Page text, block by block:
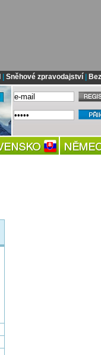
Sněhové zpravodajství|